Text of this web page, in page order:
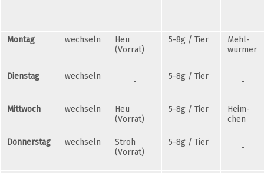
Montag wechseln
Heu
(Vorrat)
5-8g / Tier
Mehl-
würmer
Dienstag wechseln
-
5-8g / Tier
-
Mittwoch wechseln
Heu
(Vorrat)
5-8g / Tier
Heim-
chen
Donnerstag wechseln
Stroh
(Vorrat)
5-8g / Tier
-